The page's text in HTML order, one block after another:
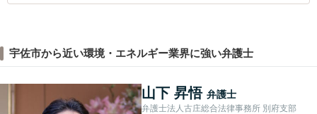
宇佐市から近い環境・エネルギー業界に強い弁護士
山下 昇悟 弁護士
弁護士法人古庄総合法律事務所 別府支部